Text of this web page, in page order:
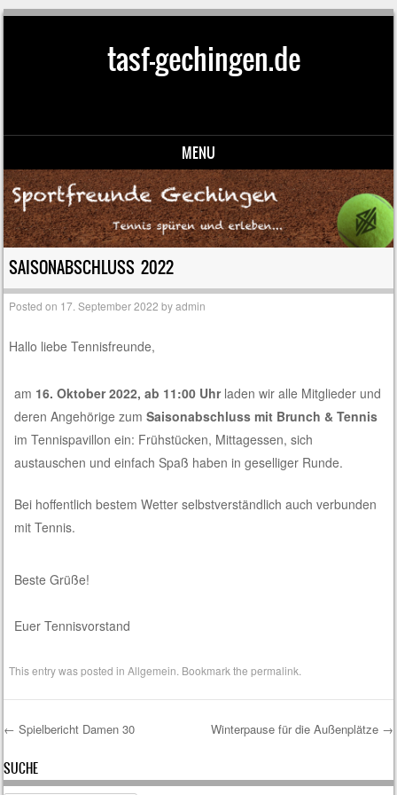
tasf-gechingen.de
MENU
Skip to content
SAISONABSCHLUSS 2022
Posted on 17. September 2022 byadmin
Hallo liebe Tennisfreunde,
am 16. Oktober 2022, ab 11:00 Uhrladen wir alle Mitglieder und
deren Angehörige zumSaisonabschluss mit Brunch & Tennis
im Tennispavillon ein: Frühstücken, Mittagessen, sich
austauschen und einfach Spaß haben in geselliger Runde.
Bei hoffentlich bestem Wetter selbstverständlich auch verbunden
mit Tennis.
Beste Grüße!
Euer Tennisvorstand
This entry was posted inAllgemein . Bookmark thepermalink
Post navigation
← Spielbericht Damen 30 Winterpause für die Außenplätze →
SUCHE